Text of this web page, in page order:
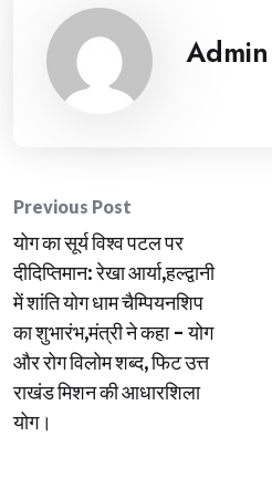
Admin
Post
navigation
Previous Post
योग का सूर्य विश्व पटल पर
दीदिप्तिमान: रेखा आर्या,हल्द्वानी
में शांति योग धाम चैम्पियनशिप
का शुभारंभ,मंत्री ने कहा – योग
और रोग विलोम शब्द, फिट उत्त
राखंड मिशन की आधारशिला
योग।